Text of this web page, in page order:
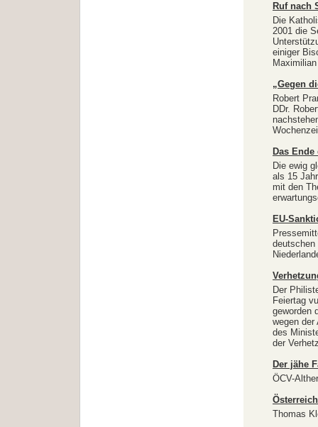
Ruf nach
Die
2001 die
einiger
„Gegen
Robert
DDr.
Das
Die ewig
als 15
mit den
EU-
deutschen
Der
Feiertag
geworden
wegen der
des
der
Der jähe
ÖCV-
Thomas